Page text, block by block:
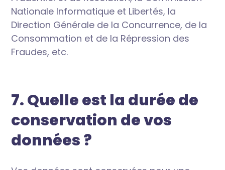
Nationale Informatique et Libertés, la
Direction Générale de la Concurrence, de la
Consommation et de la Répression des
Fraudes, etc.
7. Quelle est la durée de
conservation de vos
données ?